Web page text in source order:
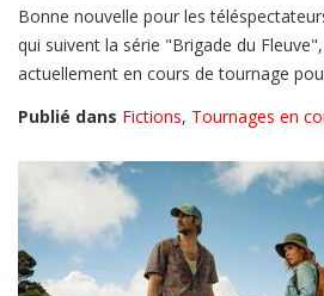
Bonne nouvelle pour les
qui suivent la série "Brigade du
actuellement en cours de tournage
Publié dans Fictions, Tournages en